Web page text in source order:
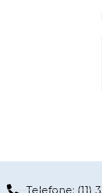
Telefone: (11)